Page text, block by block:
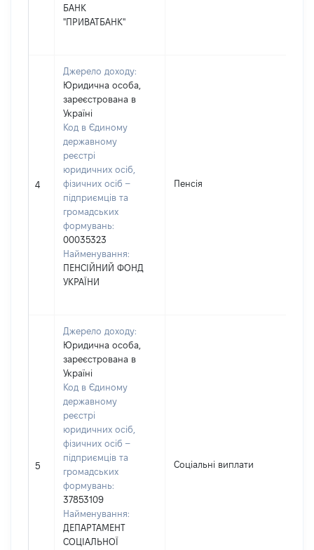
БАНК
"ПРИВАТБАНК"
4
Джерело доходу:
Юридична особа,
зареєстрована в
Україні
Код в Єдиному
державному
реєстрі
юридичних осіб,
фізичних осіб –
підприємців та
громадських
формувань:
00035323
Найменування:
ПЕНСІЙНИЙ ФОНД
УКРАЇНИ
Пенсія
5
Джерело доходу:
Юридична особа,
зареєстрована в
Україні
Код в Єдиному
державному
реєстрі
юридичних осіб,
фізичних осіб –
підприємців та
громадських
формувань:
37853109
Найменування:
ДЕПАРТАМЕНТ
СОЦІАЛЬНОЇ
Соціальні виплати